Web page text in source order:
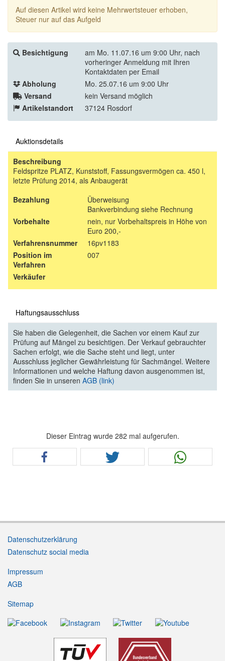
Auf diesen Artikel wird keine Mehrwertsteuer erhoben,
Steuer nur auf das Aufgeld
Besichtigung
am Mo. 11.07.16 um 9:00 Uhr, nach
vorheringer Anmeldung mit Ihren
Kontaktdaten per Email
Abholung
Mo. 25.07.16 um 9:00 Uhr
Versand
kein Versand möglich
Artikelstandort
37124 Rosdorf
Auktionsdetails
Beschreibung
Feldspritze PLATZ, Kunststoff, Fassungsvermögen ca. 450 l,
letzte Prüfung 2014, als Anbaugerät
Bezahlung
Überweisung
Bankverbindung siehe Rechnung
Vorbehalte
nein, nur Vorbehaltspreis in Höhe von
Euro 200,-
Verfahrensnummer
16pv1183
Position im
Verfahren
007
Verkäufer
Haftungsausschluss
Sie haben die Gelegenheit, die Sachen vor einem Kauf zur
Prüfung auf Mängel zu besichtigen. Der Verkauf gebrauchter
Sachen erfolgt, wie die Sache steht und liegt, unter
Ausschluss jeglicher Gewährleistung für Sachmängel. Weitere
Informationen und welche Haftung davon ausgenommen ist,
finden Sie in unseren AGB (link)
Dieser Eintrag wurde 282 mal aufgerufen.
Datenschutzerklärung
Datenschutz social media
Impressum
AGB
Sitemap